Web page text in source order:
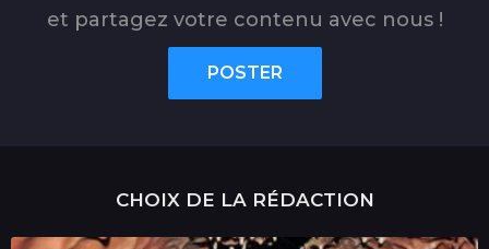
et partagez votre contenu avec nous !
POSTER
CHOIX DE LA RÉDACTION